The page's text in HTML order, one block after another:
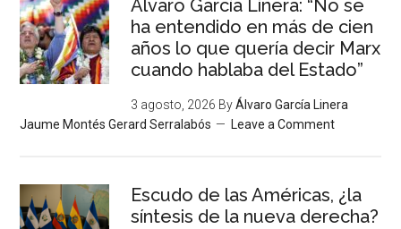
Álvaro García Linera: “No se
ha entendido en más de cien
años lo que quería decir Marx
cuando hablaba del Estado”
3 agosto, 2026 ByÁlvaro García Linera
Jaume Montés Gerard Serralabós
Leave a Comment
Escudo de las Américas, ¿la
síntesis de la nueva derecha?